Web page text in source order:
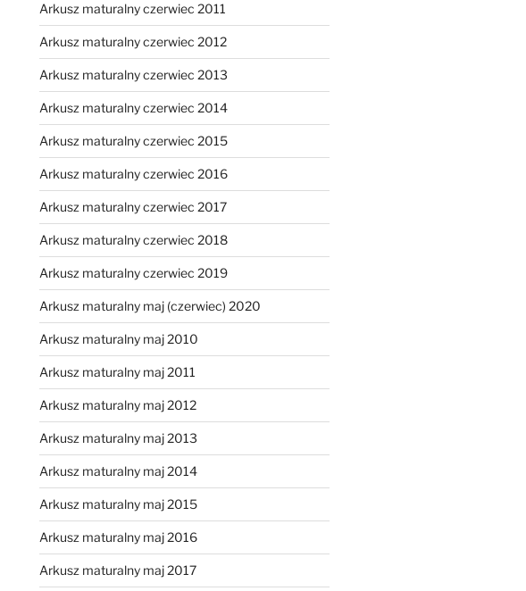
Arkusz maturalny czerwiec 2011
Arkusz maturalny czerwiec 2012
Arkusz maturalny czerwiec 2013
Arkusz maturalny czerwiec 2014
Arkusz maturalny czerwiec 2015
Arkusz maturalny czerwiec 2016
Arkusz maturalny czerwiec 2017
Arkusz maturalny czerwiec 2018
Arkusz maturalny czerwiec 2019
Arkusz maturalny maj (czerwiec) 2020
Arkusz maturalny maj 2010
Arkusz maturalny maj 2011
Arkusz maturalny maj 2012
Arkusz maturalny maj 2013
Arkusz maturalny maj 2014
Arkusz maturalny maj 2015
Arkusz maturalny maj 2016
Arkusz maturalny maj 2017